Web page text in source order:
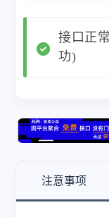
接口正
功)
注意事项